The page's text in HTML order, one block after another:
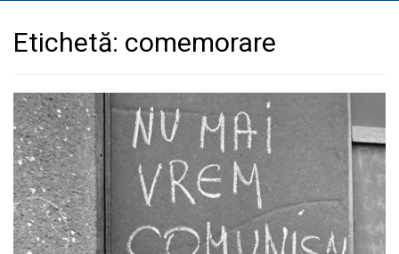
Etichetă: comemorare